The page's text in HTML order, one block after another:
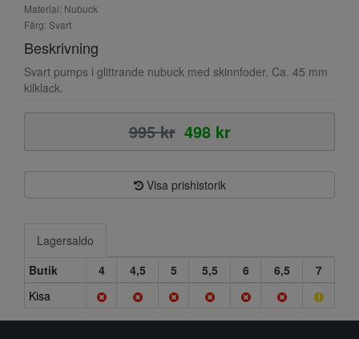
Material: Nubuck
Färg: Svart
Beskrivning
Svart pumps i glittrande nubuck med skinnfoder. Ca. 45 mm
kilklack.
995 kr 498 kr
Visa prishistorik
Lagersaldo
Butik
4 4,5 5 5,5 6 6,5
7
Kisa